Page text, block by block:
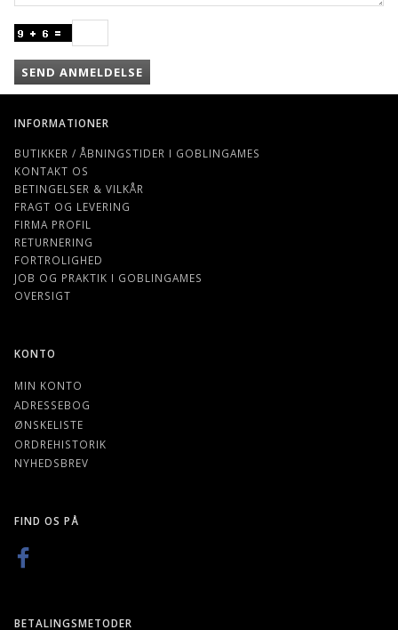
SEND ANMELDELSE
INFORMATIONER
BUTIKKER / ÅBNINGSTIDER I GOBLINGAMES
KONTAKT OS
BETINGELSER & VILKÅR
FRAGT OG LEVERING
FIRMA PROFIL
RETURNERING
FORTROLIGHED
JOB OG PRAKTIK I GOBLINGAMES
OVERSIGT
KONTO
MIN KONTO
ADRESSEBOG
ØNSKELISTE
ORDREHISTORIK
NYHEDSBREV
FIND OS PÅ
BETALINGSMETODER